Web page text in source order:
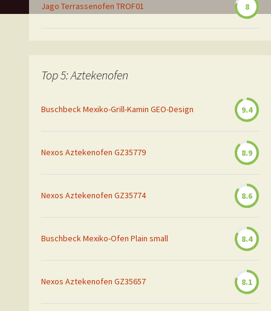
Jago Terrassenofen TROF01 8
Top 5: Aztekenofen
Buschbeck Mexiko-Grill-Kamin GEO-Design 9.4
Nexos Aztekenofen GZ35779 8.9
Nexos Aztekenofen GZ35774 8.6
Buschbeck Mexiko-Ofen Plain small 8.4
Nexos Aztekenofen GZ35657 8.1